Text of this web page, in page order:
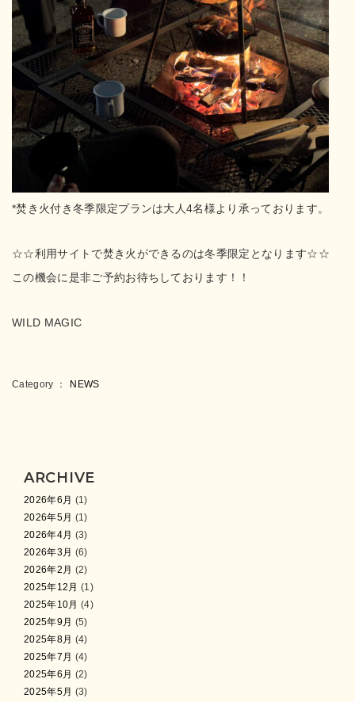
*焚き火付き冬季限定プランは大人4名様より承っております。
☆☆利用サイトで焚き火ができるのは冬季限定となります☆☆
この機会に是非ご予約お待ちしております！！
WILD MAGIC
Category ： NEWS
ARCHIVE
2026年6月 (1)
2026年5月 (1)
2026年4月 (3)
2026年3月 (6)
2026年2月 (2)
2025年12月 (1)
2025年10月 (4)
2025年9月 (5)
2025年8月 (4)
2025年7月 (4)
2025年6月 (2)
2025年5月 (3)